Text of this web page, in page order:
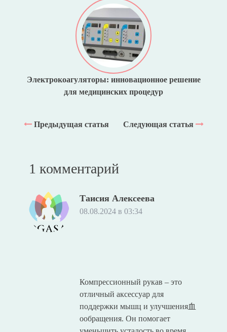
Электрокоагуляторы: инновационное решение
для медицинских процедур
Предыдущая статья Следующая статья
1 комментарий
Таисия Алексеева
08.08.2024 в 03:34
Компрессионный рукав – это
отличный аксессуар для
поддержки мышц и улучшения血
ообращения. Он помогает